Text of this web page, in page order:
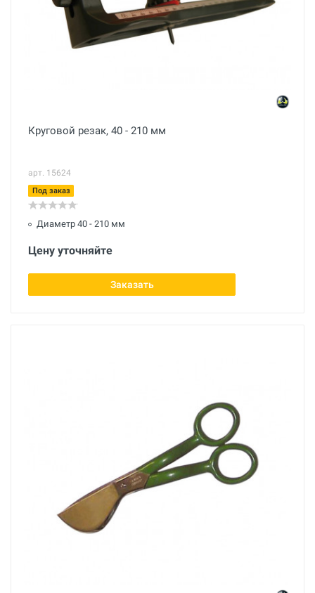
Круговой резак, 40 - 210 мм
арт. 15624
Под заказ
Диаметр 40 - 210 мм
Цену уточняйте
Заказать